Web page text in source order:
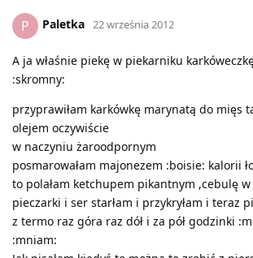
P Paletka 22 września 2012
A ja właśnie piekę w piekarniku
:skromny:
przyprawiłam karkówkę marynatą do mięs
olejem oczywiście
w naczyniu żaroodpornym
posmarowałam majonezem :boisie: kalorii
to polałam ketchupem pikantnym ,cebulę
pieczarki i ser starłam i przykryłam i teraz
z termo raz góra raz dół i za pół godzinki
:mniam: